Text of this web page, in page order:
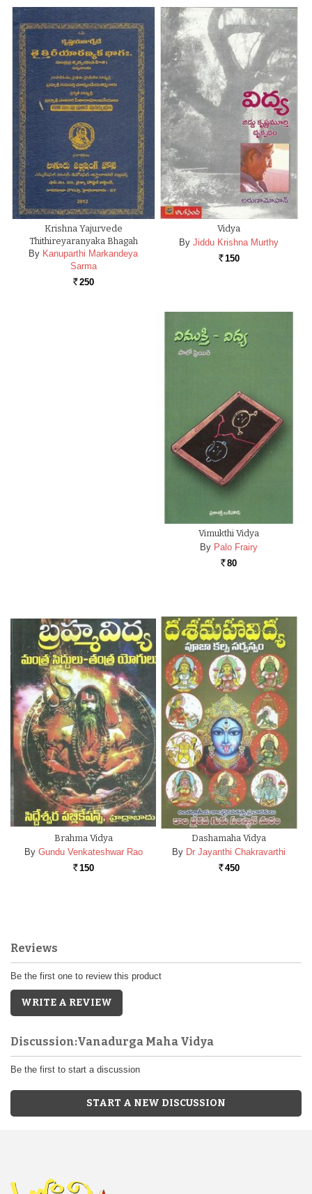
Krishna Yajurvede
Thithireyaranyaka Bhagah
By Kanuparthi Markandeya
Sarma
Rs. 250
Vidya
By Jiddu Krishna Murthy
Rs. 150
Vimukthi Vidya
By Palo Frairy
Rs. 80
Brahma Vidya
By Gundu Venkateshwar Rao
Rs. 150
Dashamaha Vidya
By Dr Jayanthi Chakravarthi
Rs. 450
Reviews
Be the first one to review this product
WRITE A REVIEW
Discussion:Vanadurga Maha Vidya
Be the first to start a discussion
START A NEW DISCUSSION